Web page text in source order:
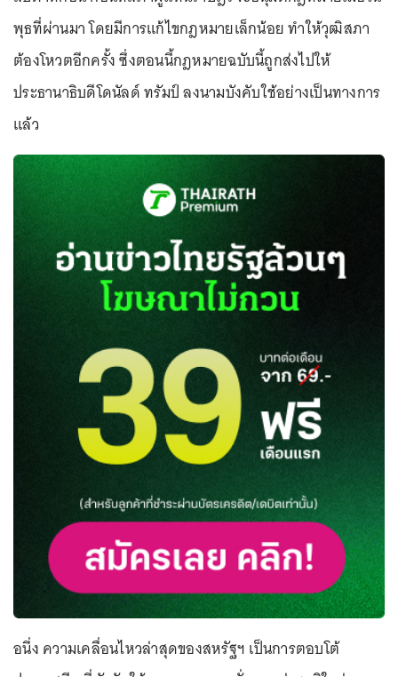
พุธที่ผ่านมา โดยมีการแก้ไขกฎหมายเล็กน้อย ทำให้วุฒิสภา
ต้องโหวตอีกครั้ง ซึ่งตอนนี้กฎหมายฉบับนี้ถูกส่งไปให้
ประธานาธิบดีโดนัลด์ ทรัมป์ ลงนามบังคับใช้อย่างเป็นทางการ
แล้ว
อนึ่ง ความเคลื่อนไหวล่าสุดของสหรัฐฯ เป็นการตอบโต้